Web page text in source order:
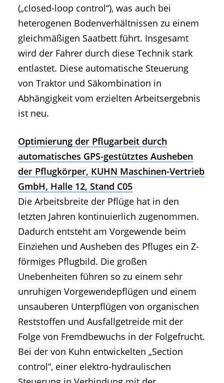
(„closed-loop control“), was auch bei
heterogenen Bodenverhältnissen zu einem
gleichmäßigen Saatbett führt. Insgesamt
wird der Fahrer durch diese Technik stark
entlastet. Diese automatische Steuerung
von Traktor und Säkombination in
Abhängigkeit vom erzielten Arbeitsergebnis
ist neu.
Optimierung der Pflugarbeit durch
automatisches GPS-gestütztes Ausheben
der Pflugkörper, KUHN Maschinen-Vertrieb
GmbH, Halle 12, Stand C05
Die Arbeitsbreite der Pflüge hat in den
letzten Jahren kontinuierlich zugenommen.
Dadurch entsteht am Vorgewende beim
Einziehen und Ausheben des Pfluges ein Z-
förmiges Pflugbild. Die großen
Unebenheiten führen so zu einem sehr
unruhigen Vorgewendepflügen und einem
unsauberen Unterpflügen von organischen
Reststoffen und Ausfallgetreide mit der
Folge von Fremdbewuchs in der Folgefrucht.
Bei der von Kuhn entwickelten „Section
control“, einer elektro-hydraulischen